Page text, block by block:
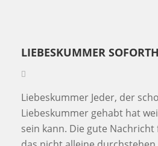
LIEBESKUMMER
Liebeskummer Jeder, der
Liebeskummer gehabt hat
sein kann. Die gute